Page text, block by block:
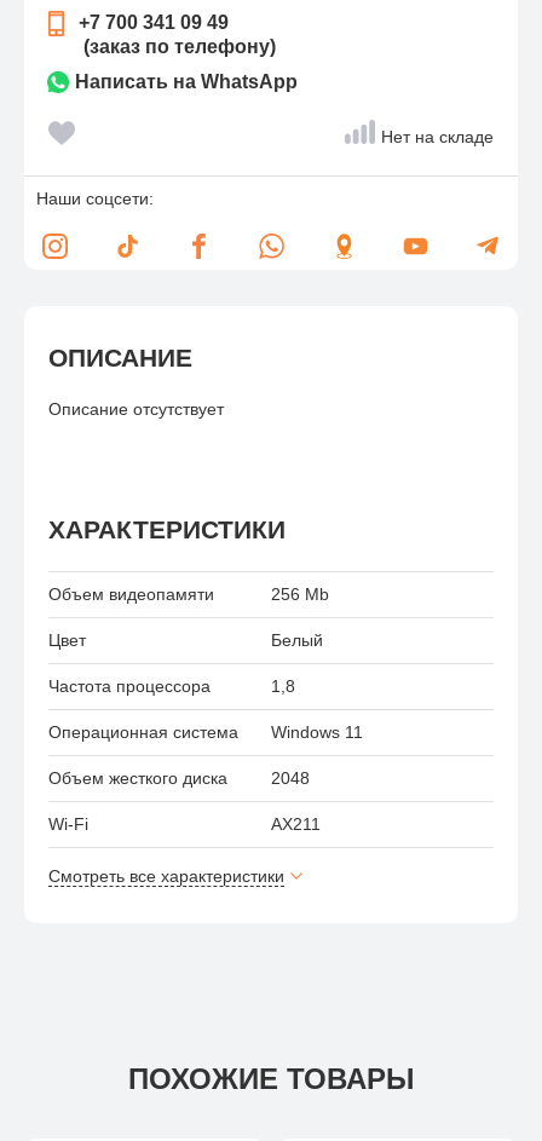
ОПИСАНИЕ
Описание отсутствует
ХАРАКТЕРИСТИКИ
Объем видеопамяти 256 Mb
Цвет Белый
Частота процессора 1,8
Операционная система Windows 11
Объем жесткого диска 2048
Wi-Fi AX211
Смотреть все характеристики
+7 700 341 09 49
(заказ по телефону)
Написать на WhatsApp
Нет на складе
Наши соцсети:
ПОХОЖИЕ ТОВАРЫ